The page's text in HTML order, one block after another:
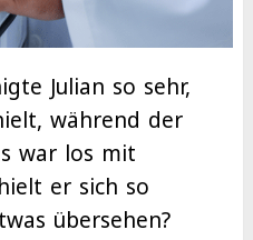
Julian so sehr,
während der
war los mit
er sich so
übersehen?